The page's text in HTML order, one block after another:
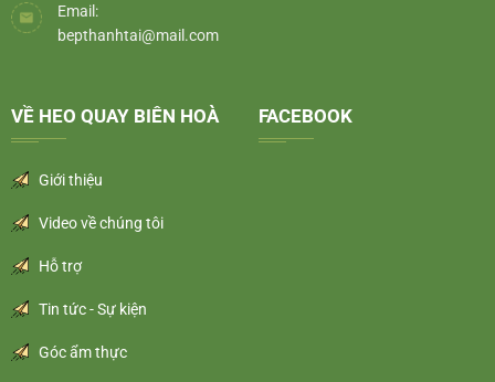
Email:
bepthanhtai@mail.com
VỀ HEO QUAY BIÊN HOÀ
Giới thiệu
Video về chúng tôi
Hỗ trợ
Tin tức - Sự kiện
Góc ẩm thực
FACEBOOK